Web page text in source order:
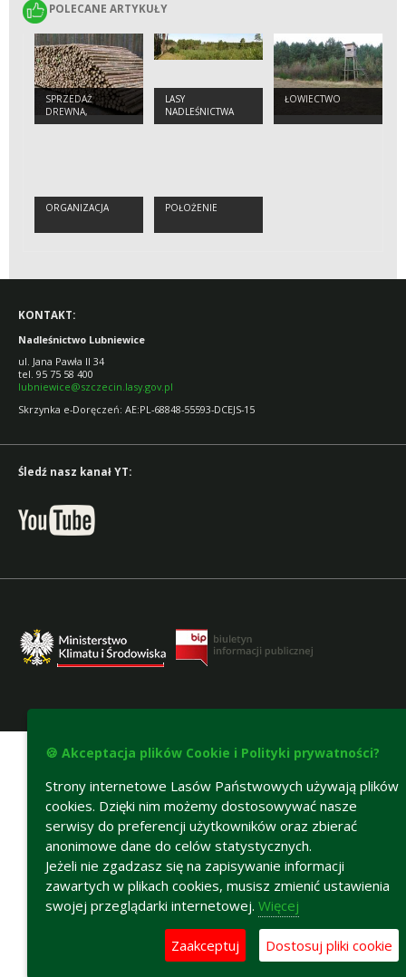
POLECANE ARTYKUŁY
POLECANE ARTYKUŁY
SPRZEDAŻ
DREWNA,
CHOINEK I
LASY
NADLEŚNICTWA
ŁOWIECTWO
ORGANIZACJA POŁOŻENIE
KONTAKT:
Nadleśnictwo Lubniewice
ul. Jana Pawła II 34
tel. 95 75 58 400
lubniewice@szczecin.lasy.gov.pl
Skrzynka e-Doręczeń: AE:PL-68848-55593-DCEJS-15
Śledź nasz kanał YT:
🍪 Akceptacja plików Cookie i Polityki prywatności?
Strony internetowe Lasów Państwowych używają plików
cookies. Dzięki nim możemy dostosowywać nasze
serwisy do preferencji użytkowników oraz zbierać
anonimowe dane do celów statystycznych.
Jeżeli nie zgadzasz się na zapisywanie informacji
zawartych w plikach cookies, musisz zmienić ustawienia
swojej przeglądarki internetowej. Więcej
Zaakceptuj Dostosuj pliki cookie